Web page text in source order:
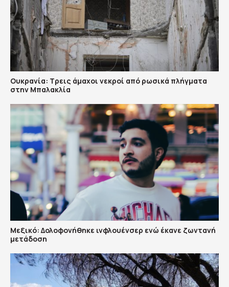
Ουκρανία: Τρεις άμαχοι νεκροί από ρωσικά πλήγματα
στην Μπαλακλία
Μεξικό: Δολοφονήθηκε ινφλουένσερ ενώ έκανε ζωντανή
μετάδοση